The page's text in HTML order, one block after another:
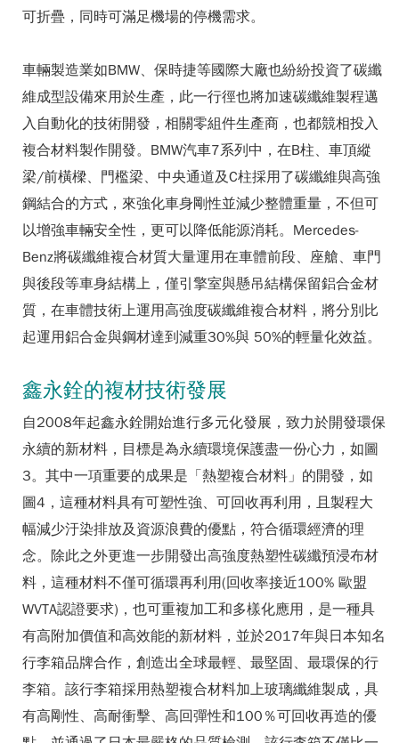
可折疊，同時可滿足機場的停機需求。
車輛製造業如BMW、保時捷等國際大廠也紛紛投資了碳纖
維成型設備來用於生產，此一行徑也將加速碳纖維製程邁
入自動化的技術開發，相關零組件生產商，也都競相投入
複合材料製作開發。BMW汽車7系列中，在B柱、車頂縱
梁/前橫樑、門檻梁、中央通道及C柱採用了碳纖維與高強
鋼結合的方式，來強化車身剛性並減少整體重量，不但可
以增強車輛安全性，更可以降低能源消耗。Mercedes-
Benz將碳纖維複合材質大量運用在車體前段、座艙、車門
與後段等車身結構上，僅引擎室與懸吊結構保留鋁合金材
質，在車體技術上運用高強度碳纖維複合材料，將分別比
起運用鋁合金與鋼材達到減重30%與 50%的輕量化效益。
鑫永銓的複材技術發展
自2008年起鑫永銓開始進行多元化發展，致力於開發環保
永續的新材料，目標是為永續環境保護盡一份心力，如圖
3。其中一項重要的成果是「熱塑複合材料」的開發，如
圖4，這種材料具有可塑性強、可回收再利用，且製程大
幅減少汙染排放及資源浪費的優點，符合循環經濟的理
念。除此之外更進一步開發出高強度熱塑性碳纖預浸布材
料，這種材料不僅可循環再利用(回收率接近100% 歐盟
WVTA認證要求)，也可重複加工和多樣化應用，是一種具
有高附加價值和高效能的新材料，並於2017年與日本知名
行李箱品牌合作，創造出全球最輕、最堅固、最環保的行
李箱。該行李箱採用熱塑複合材料加上玻璃纖維製成，具
有高剛性、高耐衝擊、高回彈性和100％可回收再造的優